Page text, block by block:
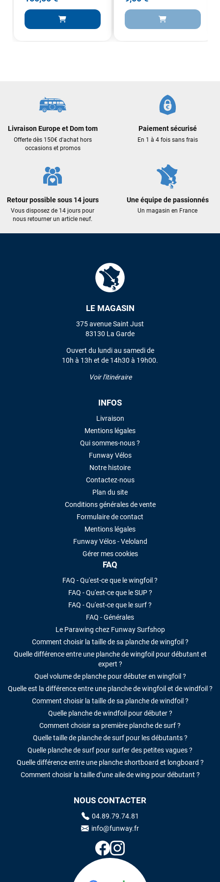
Livraison Europe et Dom tom
Offerte dès 150€ d'achat hors
occasions et promos
Paiement sécurisé
En 1 à 4 fois sans frais
Retour possible sous 14 jours
Vous disposez de 14 jours pour
nous retourner un article neuf.
Une équipe de passionnés
Un magasin en France
LE MAGASIN
375 avenue Saint Just
83130 La Garde
Ouvert du lundi au samedi de
10h à 13h et de 14h30 à 19h00.
Voir l'itinéraire
INFOS
Livraison
Mentions légales
Qui sommes-nous ?
Funway Vélos
Notre histoire
Contactez-nous
Plan du site
Conditions générales de vente
Formulaire de contact
Mentions légales
Funway Vélos - Veloland
Gérer mes cookies
FAQ
FAQ - Qu'est-ce que le wingfoil ?
FAQ - Qu'est-ce que le SUP ?
FAQ - Qu'est-ce que le surf ?
FAQ - Générales
Le Parawing chez Funway Surfshop
Comment choisir la taille de sa planche de wingfoil ?
Quelle différence entre une planche de wingfoil pour débutant et
expert ?
Quel volume de planche pour débuter en wingfoil ?
Quelle est la différence entre une planche de wingfoil et de windfoil ?
Comment choisir la taille de sa planche de windfoil ?
Quelle planche de windfoil pour débuter ?
Comment choisir sa première planche de surf ?
Quelle taille de planche de surf pour les débutants ?
Quelle planche de surf pour surfer des petites vagues ?
Quelle différence entre une planche shortboard et longboard ?
Comment choisir la taille d’une aile de wing pour débutant ?
NOUS CONTACTER
04.89.79.74.81
info@funway.fr
Sébastien BACHELIER
il y a un mois
Maronui RICHMOND
J'ai acheté une voile d'occasion depuis Tahiti. Super service.
Mauruuru roa.